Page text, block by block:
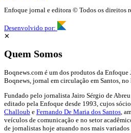
Enfoque jornal e editora © Todos os direitos
Desenvolvido por:
✕
Quem Somos
Boqnews.com é um dos produtos da
Boqnews, jornal em circulação em Santos,
Fundado pelo jornalista Jairo Sérgio de
editado pela Enfoque desde 1993, cujos
Challoub e Fernando De Maria dos Santos ,
veículos de comunicação e no setor
de jornalistas hoje atuando nos mais